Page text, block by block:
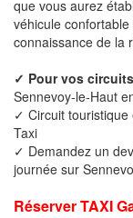
que vous aurez
véhicule
connaissance de la
✓ Pour vos
Sennevoy-le-Haut
✓ Circuit touristique
Taxi
✓ Demandez un
journée sur
Réserver TAXI